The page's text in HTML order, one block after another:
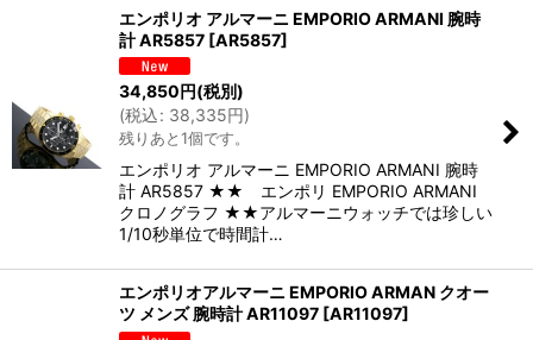
エンポリオ アルマーニ EMPORIO ARMANI 腕時
計 AR5857 [AR5857]
34,850円(税別)
(税込: 38,335円)
残りあと1個です。
エンポリオ アルマーニ EMPORIO ARMANI 腕時
計 AR5857 ★★ エンポリ EMPORIO ARMANI
クロノグラフ ★★アルマーニウォッチでは珍しい
1/10秒単位で時間計…
エンポリオアルマーニ EMPORIO ARMAN クオー
ツ メンズ 腕時計 AR11097 [AR11097]